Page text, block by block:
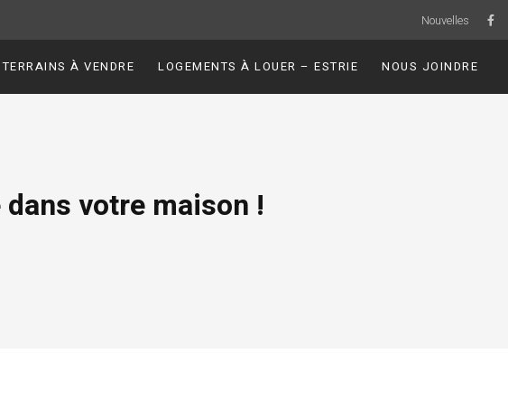
Nouvelles
TERRAINS À VENDRE LOGEMENTS À LOUER – ESTRIE NOUS JOINDRE
votre maison !